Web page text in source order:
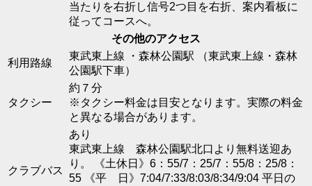
当たりを右折し信号2つ目を右折、案内看板に
従ってコースへ。
その他のアクセス
利用路線
東武東上線 ・森林公園駅 （東武東上線・森林
公園駅下車）
タクシー
約７分
※タクシー料金は目安となります。実際の料金
と異なる場合があります。
クラブバス
あり
東武東上線 森林公園駅北口より無料送迎あ
り。 《土休日》6：55/7：25/7：55/8：25/8：
55 《平 日》7:04/7:33/8:03/8:34/9:04 平日の